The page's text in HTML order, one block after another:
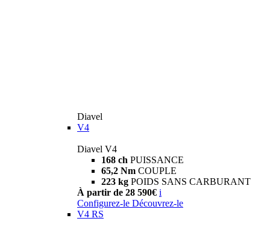
Diavel
V4
Diavel V4
168 ch PUISSANCE
65,2 Nm COUPLE
223 kg POIDS SANS CARBURANT
À partir de 28 590€ i
Configurez-le Découvrez-le
V4 RS